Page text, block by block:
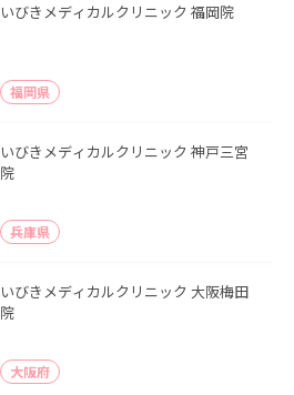
いびきメディカルクリニック 福岡院
福岡県
いびきメディカルクリニック 神戸三宮
院
兵庫県
いびきメディカルクリニック 大阪梅田
院
大阪府